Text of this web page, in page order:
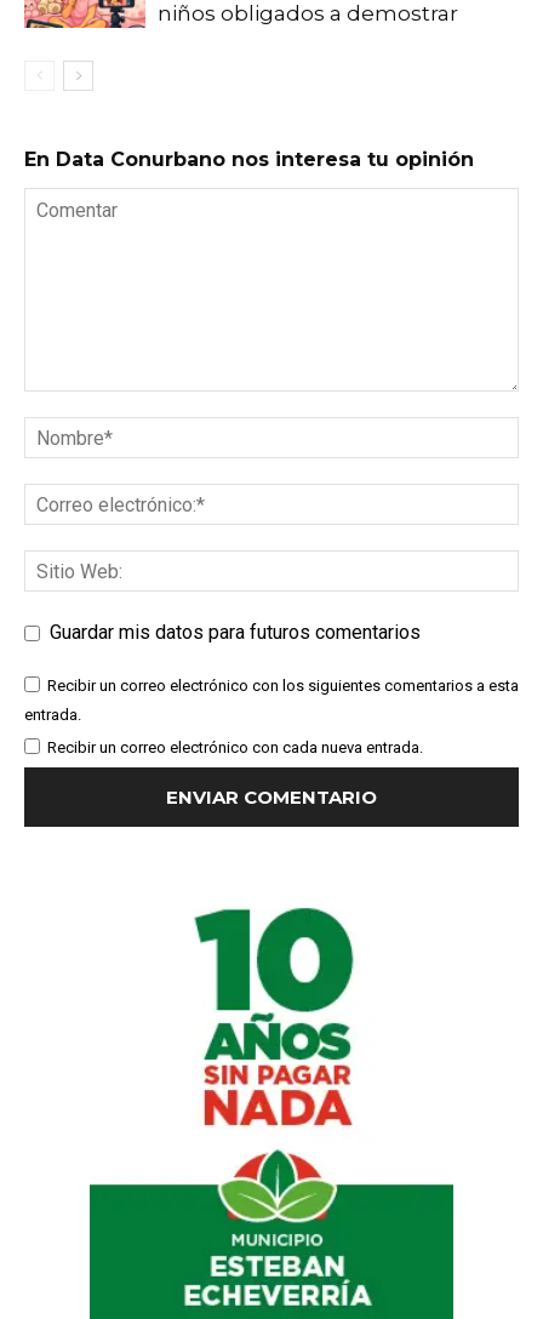
niños obligados a demostrar
En Data Conurbano nos interesa tu opinión
Guardar mis datos para futuros comentarios
Recibir un correo electrónico con los siguientes comentarios a esta
entrada.
Recibir un correo electrónico con cada nueva entrada.